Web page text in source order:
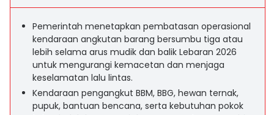
Pemerintah menetapkan pembatasan operasional
kendaraan angkutan barang bersumbu tiga atau
lebih selama arus mudik dan balik Lebaran 2026
untuk mengurangi kemacetan dan menjaga
keselamatan lalu lintas.
Kendaraan pengangkut BBM, BBG, hewan ternak,
pupuk, bantuan bencana, serta kebutuhan pokok